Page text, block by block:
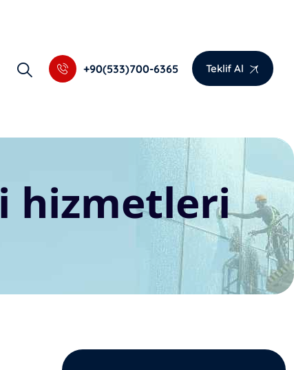
+90(533)700-6365 Teklif Al
hizmetleri